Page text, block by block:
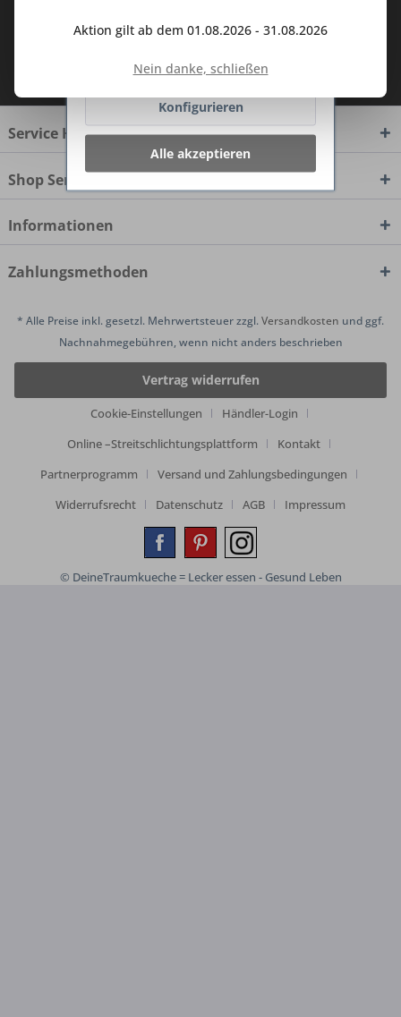
zur Kenntnis genommen.
Service Hotline
Shop Service
Informationen
Zahlungsmethoden
* Alle Preise inkl. gesetzl. Mehrwertsteuer zzgl.Versandkosten und ggf.
Nachnahmegebühren, wenn nicht anders beschrieben
Vertrag widerrufen
Cookie-Einstellungen
Händler-Login
Online –Streitschlichtungsplattform
Kontakt
Partnerprogramm
Versand und Zahlungsbedingungen
Widerrufsrecht
Datenschutz AGB Impressum
© DeineTraumkueche = Lecker essen - Gesund Leben
Aktion gilt ab dem 01.08.2026 - 31.08.2026
Nein danke, schließen
Ablehnen
Konfigurieren
Alle akzeptieren